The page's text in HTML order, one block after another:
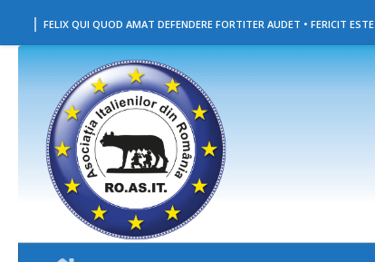
Skip to content
| FELIX QUI QUOD AMAT DEFENDERE FORTITER AUDET • FERICIT